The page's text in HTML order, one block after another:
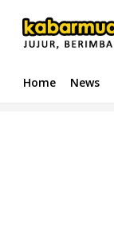
Home News